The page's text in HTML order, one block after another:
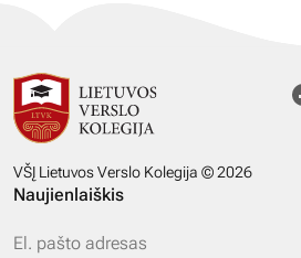
VŠĮ Lietuvos Verslo Kolegija © 2026
Naujienlaiškis